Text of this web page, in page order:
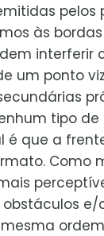
pelos
às
interferir
um ponto
tipo
é que a
Como
e/